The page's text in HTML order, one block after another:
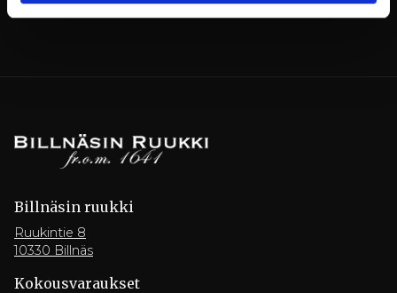
Billnäsin ruukki
Ruukintie 8
10330 Billnäs
Kokousvaraukset